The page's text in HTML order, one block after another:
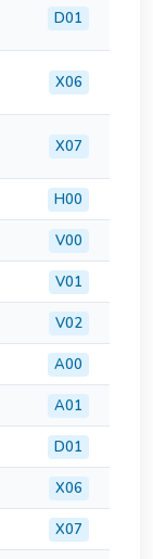
D01
X06
X07
H00
V00
V01
V02
A00
A01
D01
X06
X07